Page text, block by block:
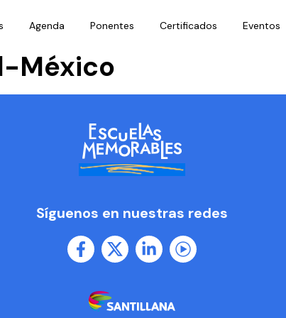
Agenda Ponentes Certificados Eventos
México
Síguenos en nuestras redes